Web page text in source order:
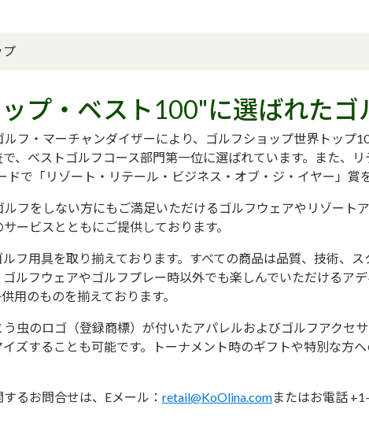
プ
プ・ベスト100"に選ばれたゴ
フ・マーチャンダイザーにより、ゴルフショップ世界トップ
、ベストゴルフコース部門第一位に選ばれています。また、
で「リゾート・リテール・ビジネス・オブ・ジ・イヤー」賞
フをしない方にもご満足いただけるゴルフウェアやリゾート
ービスとともにご提供しております。
フ用具を取り揃えております。すべての商品は品質、技術、
ルフウェアやゴルフプレー時以外でも楽しんでいただけるア
用のものを揃えております。
虫のロゴ（登録商標）が付いたアパレルおよびゴルフアクセ
ズすることも可能です。トーナメント時のギフトや特別な方へ
るお問合せは、Eメール： retail@KoOlina.comまたはお電話